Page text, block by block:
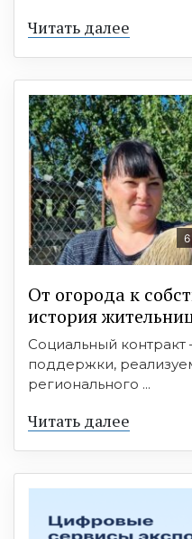
Читать далее
От огорода к
история
Социальный
поддержки,
регионального ...
Читать далее